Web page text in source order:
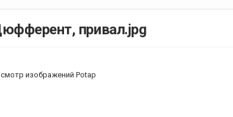
привал.jpg
изображений Potap